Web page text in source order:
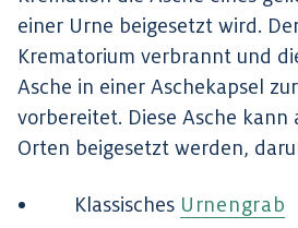
einer Urne beigesetzt wird.
Krematorium verbrannt und
Asche in einer Aschekapsel
vorbereitet. Diese Asche kann
Orten beigesetzt werden,
Klassisches Urnengrab